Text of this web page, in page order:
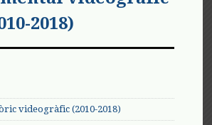
2018)
videogràfic (2010-2018)